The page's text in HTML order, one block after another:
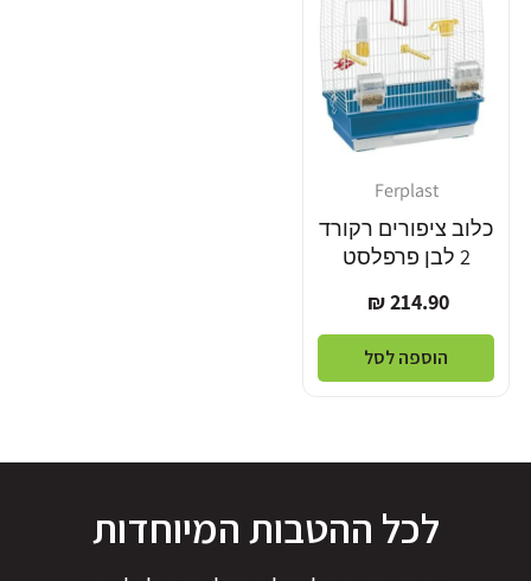
Ferplast
כלוב ציפורים רקורד
2 לבן פרפלסט
מחיר
רגיל
214.90 ₪
הוספה לסל
לכל ההטבות המיוחדות